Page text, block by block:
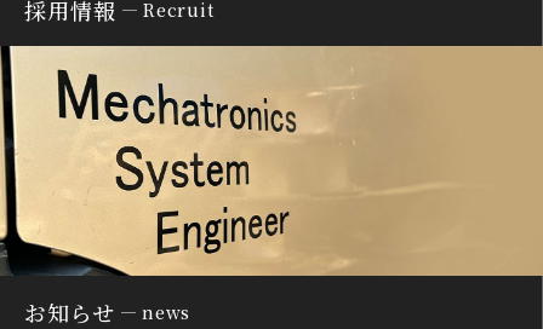
採用情報 Recruit
お知らせ news